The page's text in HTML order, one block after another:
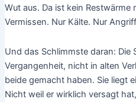
Wut aus. Da ist kein Restwärme
Vermissen. Nur Kälte. Nur
Und das Schlimmste daran: Die
Vergangenheit, nicht in alten
beide gemacht haben. Sie liegt
Nicht weil er wirklich versagt